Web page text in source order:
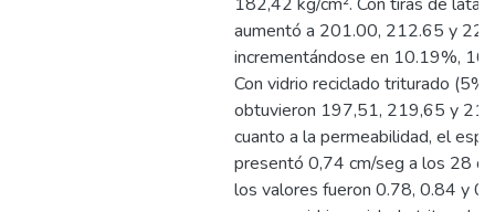
aumentó a 201.00, 212.65 y
incrementándose en 10.19%,
Con vidrio reciclado triturado
obtuvieron 197,51, 219,65 y
cuanto a la permeabilidad, el
presentó 0,74 cm/seg a los 28
los valores fueron 0.78, 0.84 y